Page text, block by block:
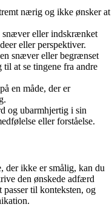
nærig og ikke ønsker at
snæver eller indskrænket
eller perspektiver.
snæver eller begrænset
at se tingene fra andre
en måde, der er
og ubarmhjertig i sin
eller forståelse.
der ikke er smålig, kan du
den ønskede adfærd
til konteksten, og